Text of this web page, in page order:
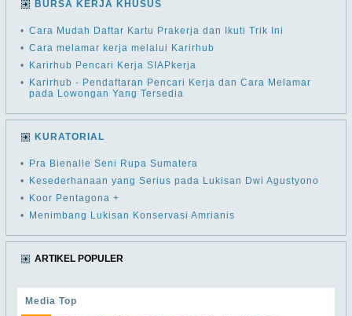
BURSA KERJA KHUSUS
• Cara Mudah Daftar Kartu Prakerja dan Ikuti Trik Ini
• Cara melamar kerja melalui Karirhub
•
Karirhub Pencari Kerja SIAPkerja
•
Karirhub - Pendaftaran Pencari Kerja dan Cara Melamar
pada Lowongan Yang Tersedia
KURATORIAL
•
Pra Bienalle Seni Rupa Sumatera
•
Kesederhanaan yang Serius pada Lukisan Dwi Agustyono
•
Koor Pentagona +
•
Menimbang Lukisan Konservasi Amrianis
ARTIKEL POPULER
Media Top